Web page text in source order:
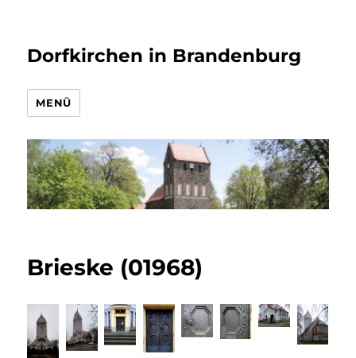
Dorfkirchen in Brandenburg
MENÜ
Brieske (01968)